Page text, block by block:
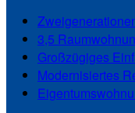
3,5
Großzügiges
Modernisiertes